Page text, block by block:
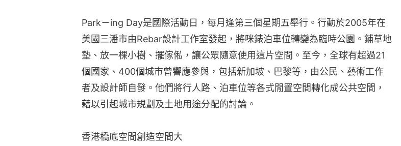
Park－ing Day是國際活動日，每月逢第三個星期五舉行。行動於2005年在
美國三潘市由Rebar設計工作室發起，將咪錶泊車位轉變為臨時公園。鋪草地
墊、放一棵小樹、擺傢俬，讓公眾隨意使用這片空間。至今，全球有超過21
個國家、400個城市曾響應參與，包括新加坡、巴黎等，由公民、藝術工作
者及設計師自發。他們將行人路、泊車位等各式閒置空間轉化成公共空間，
藉以引起城市規劃及土地用途分配的討論。
香港橋底空間創造空間大